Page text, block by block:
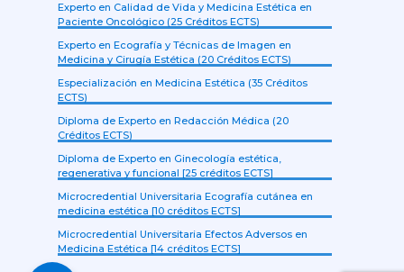
Experto en Calidad de Vida y Medicina Estética en
Paciente Oncológico (25 Créditos ECTS)
Experto en Ecografía y Técnicas de Imagen en
Medicina y Cirugía Estética (20 Créditos ECTS)
Especialización en Medicina Estética (35 Créditos
ECTS)
Diploma de Experto en Redacción Médica (20
Créditos ECTS)
Diploma de Experto en Ginecología estética,
regenerativa y funcional [25 créditos ECTS]
Microcredential Universitaria Ecografía cutánea en
medicina estética [10 créditos ECTS]
Microcredential Universitaria Efectos Adversos en
Medicina Estética [14 créditos ECTS]